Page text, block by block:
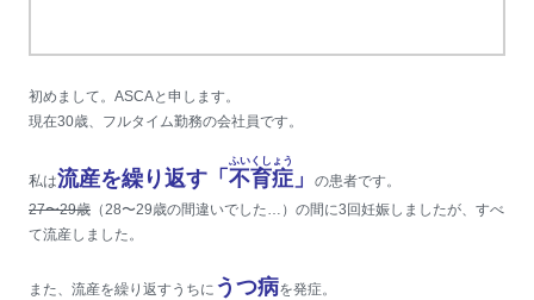
初めまして。ASCAと申します。
現在30歳、フルタイム勤務の会社員です。
私は流産を繰り返す「 不育症
ふいくしょう
」
の患者です。
27〜29歳 （28〜29歳の間違いでした…）の間に3回妊娠しましたが、すべ
て流産しました。
また、流産を繰り返すうちに うつ病を発症。